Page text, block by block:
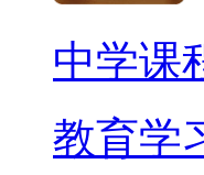
中学课
教育学